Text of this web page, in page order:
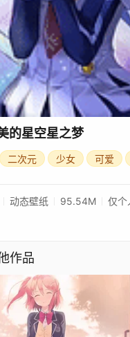
的星空星之梦
二次元 少女 可爱
动态壁纸 95.54M 仅个
作品